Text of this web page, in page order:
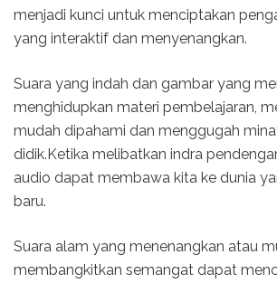
menjadi kunci untuk menciptakan
yang interaktif dan menyenangkan.
Suara yang indah dan gambar yang
menghidupkan materi pembelajaran,
mudah dipahami dan menggugah
didik.Ketika melibatkan indra
audio dapat membawa kita ke dunia
baru.
Suara alam yang menenangkan atau
membangkitkan semangat dapat